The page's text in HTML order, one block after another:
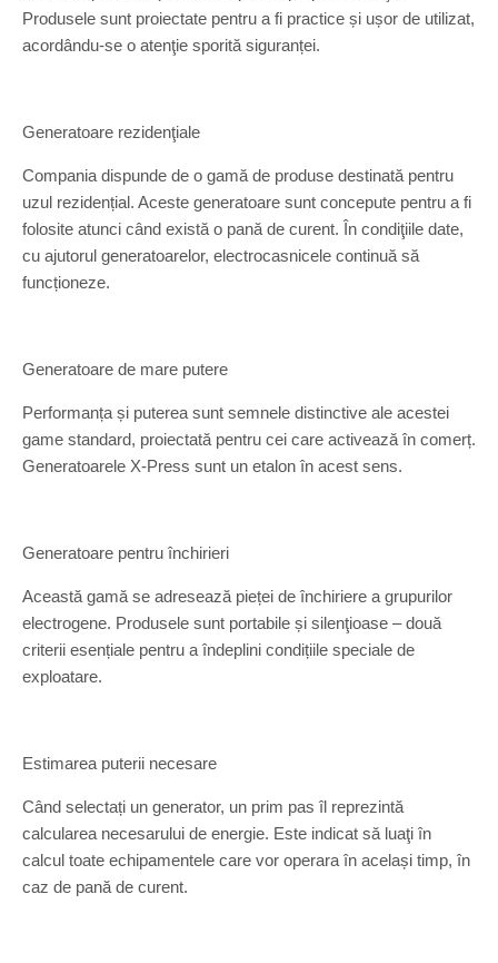
Produsele sunt proiectate pentru a fi practice și ușor de utilizat,
acordându-se o atenţie sporită siguranței.
Generatoare rezidenţiale
Compania dispunde de o gamă de produse destinată pentru
uzul rezidențial. Aceste generatoare sunt concepute pentru a fi
folosite atunci când există o pană de curent. În condiţiile date,
cu ajutorul generatoarelor, electrocasnicele continuă să
funcționeze.
Generatoare de mare putere
Performanța și puterea sunt semnele distinctive ale acestei
game standard, proiectată pentru cei care activează în comerț.
Generatoarele X-Press sunt un etalon în acest sens.
Generatoare pentru închirieri
Această gamă se adresează pieței de închiriere a grupurilor
electrogene. Produsele sunt portabile și silenţioase – două
criterii esențiale pentru a îndeplini condițiile speciale de
exploatare.
Estimarea puterii necesare
Când selectați un generator, un prim pas îl reprezintă
calcularea necesarului de energie. Este indicat să luaţi în
calcul toate echipamentele care vor operara în același timp, în
caz de pană de curent.